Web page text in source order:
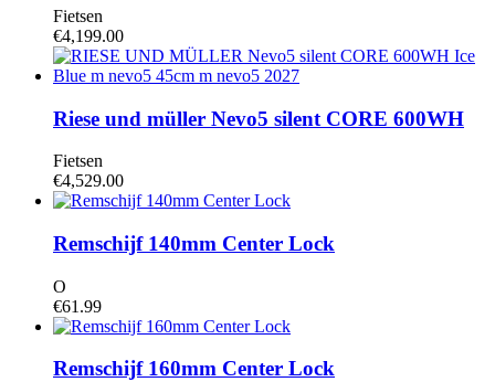
Fietsen
€4,199.00
Riese und müller Nevo5 silent CORE 600WH
Fietsen
€4,529.00
Remschijf 140mm Center Lock
O
€61.99
Remschijf 160mm Center Lock